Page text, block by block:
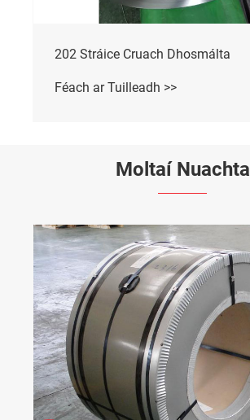
202 Stráice Cruach Dhosmálta
Féach ar Tuilleadh >>
Moltaí Nuachta